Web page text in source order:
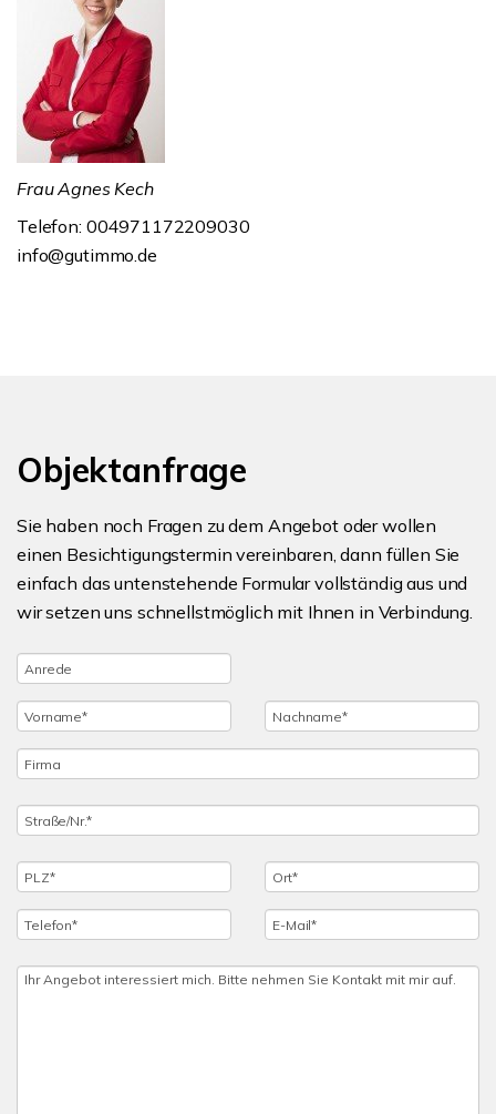
Frau Agnes Kech
Telefon: 004971172209030
info@gutimmo.de
Objektanfrage
Sie haben noch Fragen zu dem Angebot oder wollen
einen Besichtigungstermin vereinbaren, dann füllen Sie
einfach das untenstehende Formular vollständig aus und
wir setzen uns schnellstmöglich mit Ihnen in Verbindung.